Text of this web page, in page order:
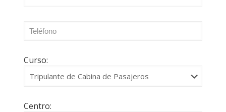
Curso:
Centro: